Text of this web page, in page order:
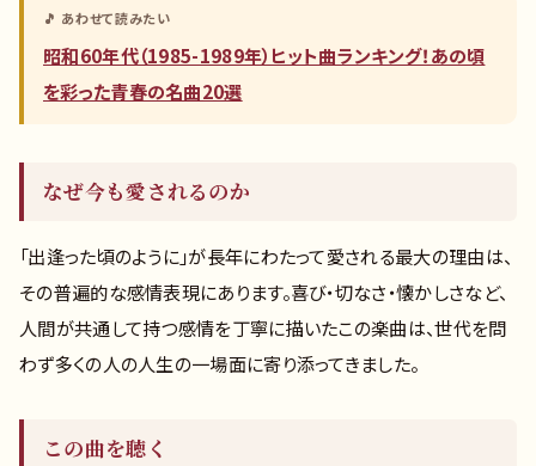
🎵 あわせて読みたい
昭和60年代（1985-1989年）ヒット曲ランキング！あの頃
を彩った青春の名曲20選
なぜ今も愛されるのか
「出逢った頃のように」が長年にわたって愛される最大の理由は、
その普遍的な感情表現にあります。喜び・切なさ・懐かしさなど、
人間が共通して持つ感情を丁寧に描いたこの楽曲は、世代を問
わず多くの人の人生の一場面に寄り添ってきました。
この曲を聴く